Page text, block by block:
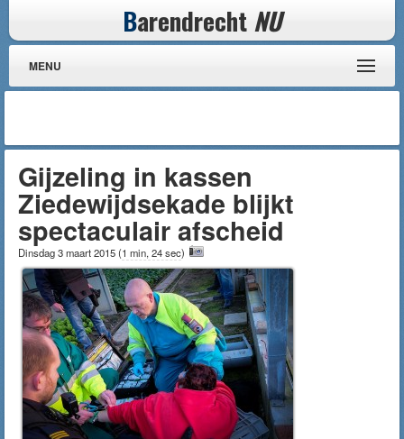
Barendrecht NU
MENU
Gijzeling in kassen
Ziedewijdsekade blijkt
spectaculair afscheid
Dinsdag 3 maart 2015(1 min, 24 sec)